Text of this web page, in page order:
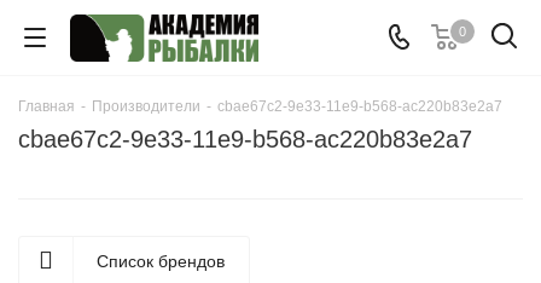
0
Главная - Производители - cbae67c2-9e33-11e9-b568-ac220b83e2a7
cbae67c2-9e33-11e9-b568-ac220b83e2a7
Список брендов